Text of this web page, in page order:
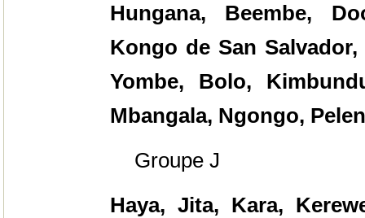
Hungana, Beembe,
Kongo de San
Yombe, Bolo,
Mbangala, Ngongo,
Groupe J
Haya, Jita, Kara,